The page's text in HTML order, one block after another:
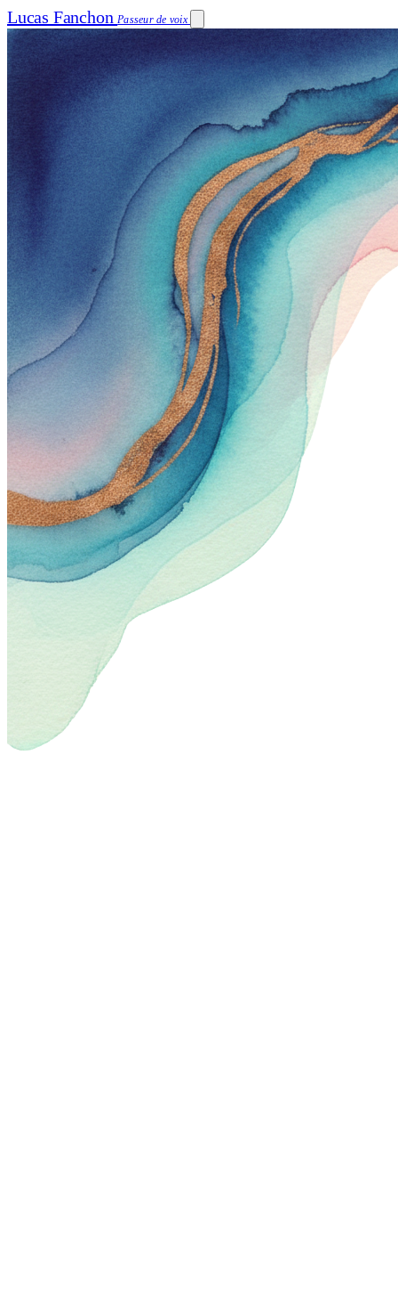
Lucas Fanchon Passeur de voix